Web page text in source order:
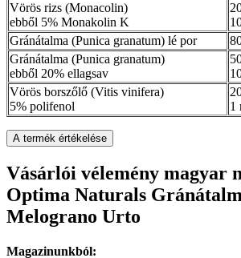
Vörös rizs (Monacolin)
ebből 5% Monakolin K
Gránátalma (Punica granatum) lé por
Gránátalma (Punica granatum)
ebből 20% ellagsav
Vörös borszőlő (Vitis vinifera)
5% polifenol
1
A termék értékelése
Vásárlói vélemény magyar
Optima Naturals
Melograno Urto
Magazinunkból: